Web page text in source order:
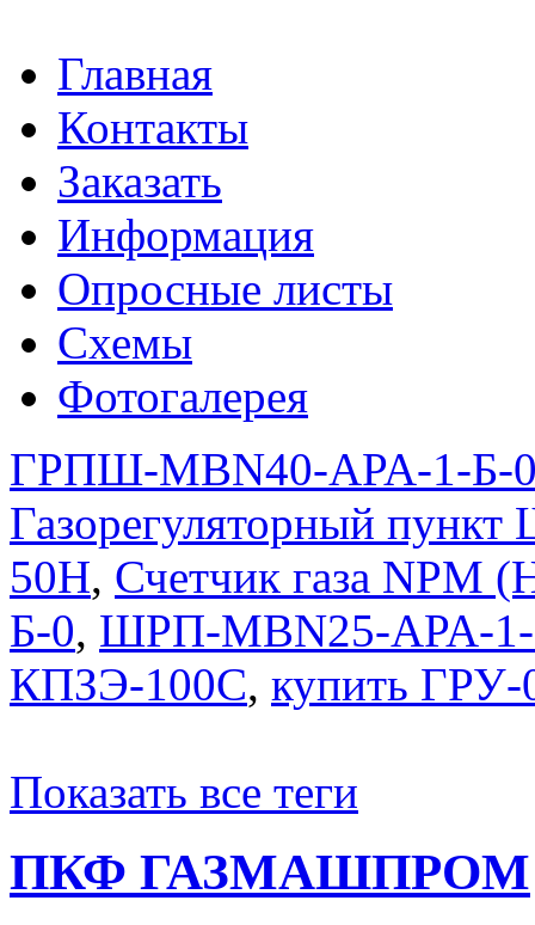
Главная
Контакты
Заказать
Информация
Опросные листы
Схемы
Фотогалерея
ГРПШ-MBN40-APA-1-Б-
Газорегуляторный
50Н, Счетчик газа NPM
Б-0, ШРП-MBN25-APA-
КПЗЭ-100С, купить
Показать все теги
ПКФ ГАЗМАШПРОМ